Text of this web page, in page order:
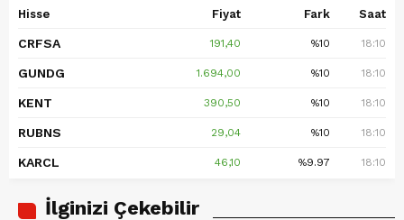
Hisse Fiyat Fark Saat
CRFSA 191,40 %10 18:10
GUNDG 1.694,00 %10 18:10
KENT 390,50 %10 18:10
RUBNS 29,04 %10 18:10
KARCL 46,10 %9.97 18:10
İlginizi Çekebilir